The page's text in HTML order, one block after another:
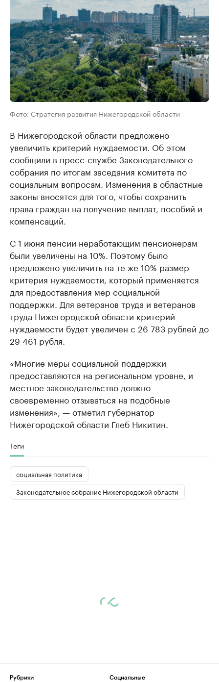
Фото: Стратегия развития Нижегородской области
В Нижегородской области предложено
увеличить критерий нуждаемости. Об этом
сообщили в пресс-службе Законодательного
собрания по итогам заседания комитета по
социальным вопросам. Изменения в областные
законы вносятся для того, чтобы сохранить
права граждан на получение выплат, пособий и
компенсаций.
С 1 июня пенсии неработающим пенсионерам
были увеличены на 10%. Поэтому было
предложено увеличить на те же 10% размер
критерия нуждаемости, который применяется
для предоставления мер социальной
поддержки. Для ветеранов труда и ветеранов
труда Нижегородской области критерий
нуждаемости будет увеличен с 26 783 рублей до
29 461 рубля.
«Многие меры социальной поддержки
предоставляются на региональном уровне, и
местное законодательство должно
своевременно отзываться на подобные
изменения», — отметил губернатор
Нижегородской области Глеб Никитин.
Теги
социальная политика
Законодательное собрание Нижегородской области
Рубрики
Социальные